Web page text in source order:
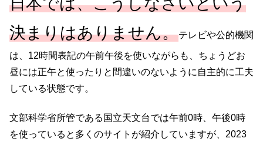
決まりはありません。テレビや公的機関
は、12時間表記の午前午後を使いながらも、ちょうどお
昼には正午と使ったりと間違いのないように自主的に工夫
している状態です。
文部科学省所管である国立天文台では午前0時、午後0時
を使っていると多くのサイトが紹介していますが、2023